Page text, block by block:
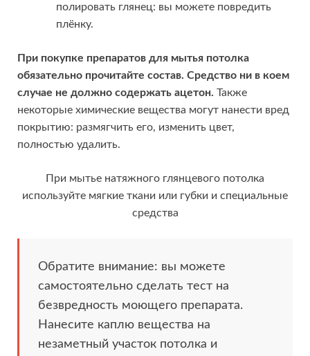
полировать глянец: вы можете повредить
плёнку.
При покупке препаратов для мытья потолка
обязательно прочитайте состав. Средство ни в коем
случае не должно содержать ацетон. Также
некоторые химические вещества могут нанести вред
покрытию: размягчить его, изменить цвет,
полностью удалить.
При мытье натяжного глянцевого потолка
используйте мягкие ткани или губки и специальные
средства
Обратите внимание: вы можете
самостоятельно сделать тест на
безвредность моющего препарата.
Нанесите каплю вещества на
незаметный участок потолка и